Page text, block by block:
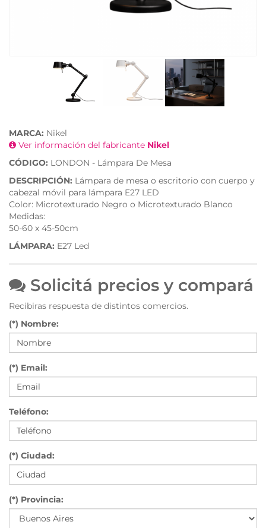
MARCA: Nikel
Ver información del fabricante Nikel
CÓDIGO: LONDON - Lámpara De Mesa
DESCRIPCIÓN: Lámpara de mesa o escritorio con cuerpo y
cabezal móvil para lámpara E27 LED
Color: Microtexturado Negro o Microtexturado Blanco
Medidas:
50-60 x 45-50cm
LÁMPARA: E27 Led
Solicitá precios y compará
Recibiras respuesta de distintos comercios.
(*) Nombre:
(*) Email:
Teléfono:
(*) Ciudad:
(*) Provincia: